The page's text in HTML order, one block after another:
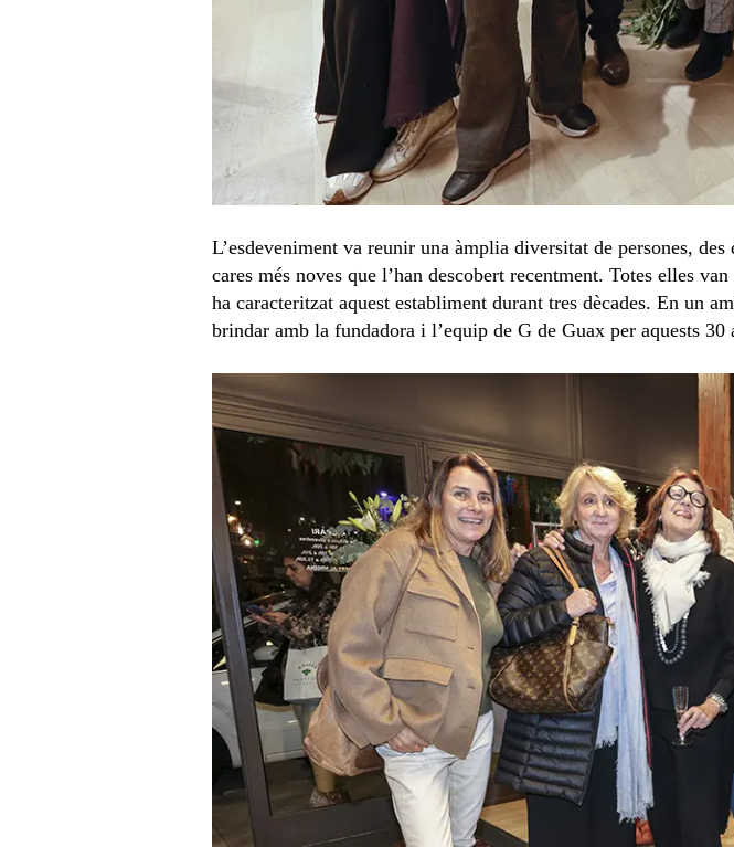
L’esdeveniment va reunir una àmplia diversitat de persones,
cares més noves que l’han descobert recentment. Totes elles
ha caracteritzat aquest establiment durant tres dècades. En un
brindar amb la fundadora i l’equip de G de Guax per aquests